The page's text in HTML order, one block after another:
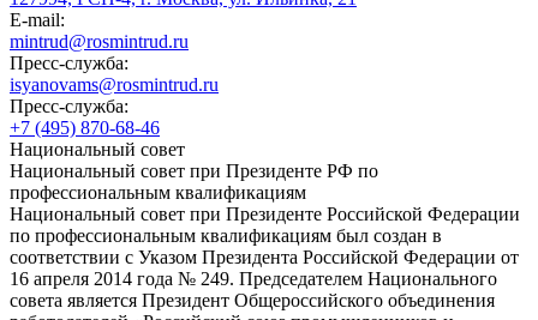
E-mail:
mintrud@rosmintrud.ru
Пресс-служба:
isyanovams@rosmintrud.ru
Пресс-служба:
+7 (495) 870-68-46
Национальный совет
Национальный совет при Президенте РФ по
профессиональным квалификациям
Национальный совет при Президенте Российской Федерации
по профессиональным квалификациям был создан в
соответствии с Указом Президента Российской Федерации от
16 апреля 2014 года № 249. Председателем Национального
совета является Президент Общероссийского объединения